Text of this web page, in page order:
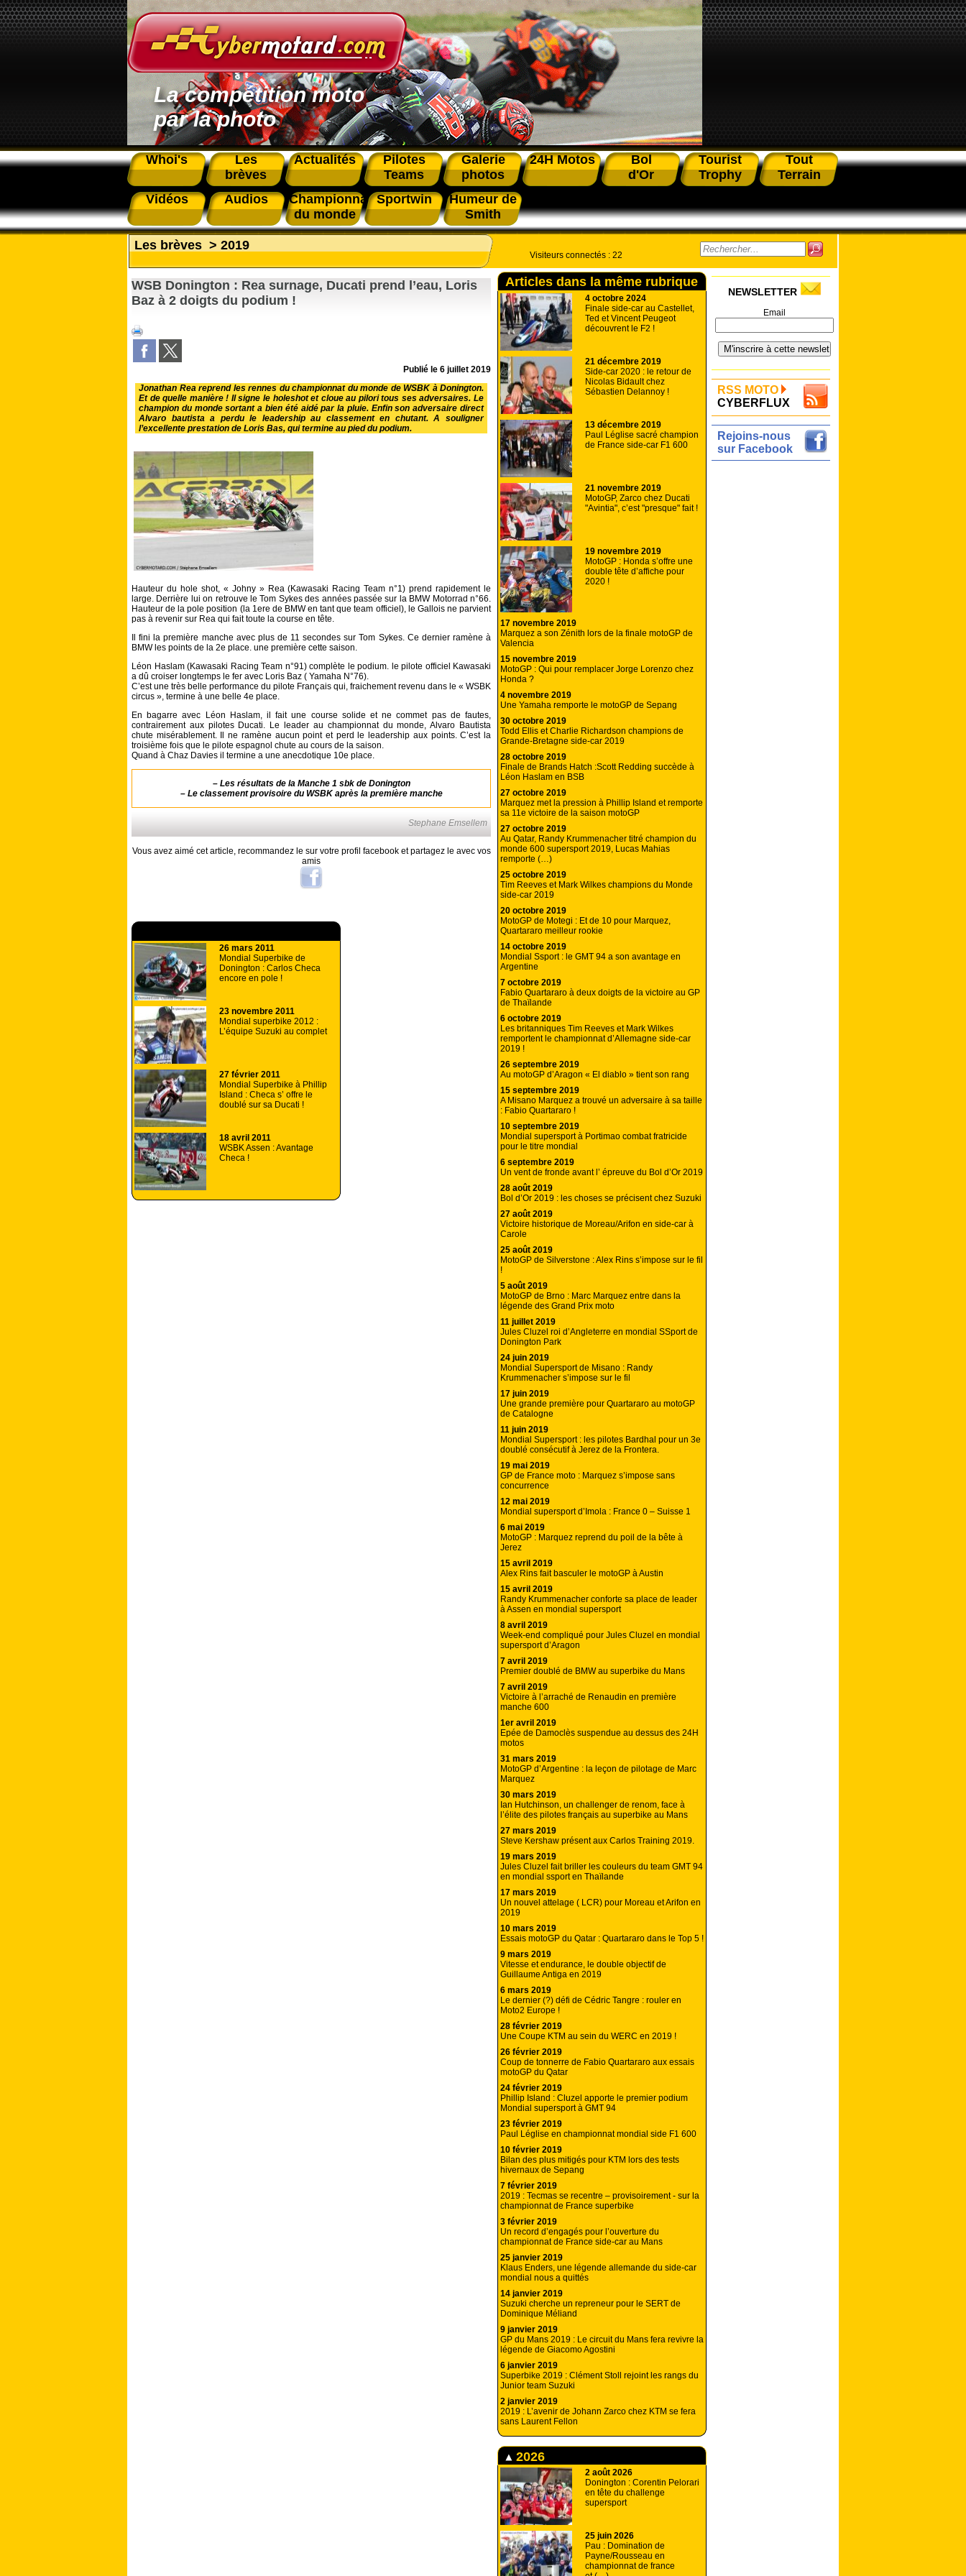
La compétition moto
par la photo
Whoi's
Les
brèves
Actualités
Pilotes
Teams
Galerie
photos
24H Motos
Bol
d'Or
Tourist
Trophy
Tout
Terrain
Vidéos
Audios
Championnat
du monde
Sportwin
Humeur de
Smith
Les brèves > 2019
WSB Donington : Rea surnage, Ducati prend l’eau, Loris
Baz à 2 doigts du podium !
Publié le 6 juillet 2019
Jonathan Rea reprend les rennes du championnat du monde de WSBK à Donington.
Et de quelle manière ! Il signe le holeshot et cloue au pilori tous ses adversaires. Le
champion du monde sortant a bien été aidé par la pluie. Enfin son adversaire direct
Alvaro bautista a perdu le leadership au classement en chutant. A souligner
l’excellente prestation de Loris Bas, qui termine au pied du podium.
Hauteur du hole shot, « Johny » Rea (Kawasaki Racing Team n°1) prend rapidement le
large. Derrière lui on retrouve le Tom Sykes des années passée sur la BMW Motorrad n°66.
Hauteur de la pole position (la 1ere de BMW en tant que team officiel), le Gallois ne parvient
pas à revenir sur Rea qui fait toute la course en tête.
Il fini la première manche avec plus de 11 secondes sur Tom Sykes. Ce dernier ramène à
BMW les points de la 2e place. une première cette saison.
Léon Haslam (Kawasaki Racing Team n°91) complète le podium. le pilote officiel Kawasaki
a dû croiser longtemps le fer avec Loris Baz ( Yamaha N°76).
C’est une très belle performance du pilote Français qui, fraichement revenu dans le « WSBK
circus », termine à une belle 4e place.
En bagarre avec Léon Haslam, il fait une course solide et ne commet pas de fautes,
contrairement aux pilotes Ducati. Le leader au championnat du monde, Alvaro Bautista
chute misérablement. Il ne ramène aucun point et perd le leadership aux points. C’est la
troisième fois que le pilote espagnol chute au cours de la saison.
Quand à Chaz Davies il termine a une anecdotique 10e place.
– Les résultats de la Manche 1 sbk de Donington
– Le classement provisoire du WSBK après la première manche
Stephane Emsellem
Vous avez aimé cet article, recommandez le sur votre profil facebook et partagez le avec vos
amis
26 mars 2011
Mondial Superbike de
Donington : Carlos Checa
encore en pole !
23 novembre 2011
Mondial superbike 2012 :
L’équipe Suzuki au complet
27 février 2011
Mondial Superbike à Phillip
Island : Checa s’ offre le
doublé sur sa Ducati !
18 avril 2011
WSBK Assen : Avantage
Checa !
Visiteurs connectés : 22
Articles dans la même rubrique
4 octobre 2024
Finale side-car au Castellet,
Ted et Vincent Peugeot
découvrent le F2 !
21 décembre 2019
Side-car 2020 : le retour de
Nicolas Bidault chez
Sébastien Delannoy !
13 décembre 2019
Paul Léglise sacré champion
de France side-car F1 600
21 novembre 2019
MotoGP, Zarco chez Ducati
"Avintia", c’est "presque" fait !
19 novembre 2019
MotoGP : Honda s’offre une
double tête d’affiche pour
2020 !
17 novembre 2019
Marquez a son Zénith lors de la finale motoGP de
Valencia
15 novembre 2019
MotoGP : Qui pour remplacer Jorge Lorenzo chez
Honda ?
4 novembre 2019
Une Yamaha remporte le motoGP de Sepang
30 octobre 2019
Todd Ellis et Charlie Richardson champions de
Grande-Bretagne side-car 2019
28 octobre 2019
Finale de Brands Hatch :Scott Redding succède à
Léon Haslam en BSB
27 octobre 2019
Marquez met la pression à Phillip Island et remporte
sa 11e victoire de la saison motoGP
27 octobre 2019
Au Qatar, Randy Krummenacher titré champion du
monde 600 supersport 2019, Lucas Mahias
remporte (…)
25 octobre 2019
Tim Reeves et Mark Wilkes champions du Monde
side-car 2019
20 octobre 2019
MotoGP de Motegi : Et de 10 pour Marquez,
Quartararo meilleur rookie
14 octobre 2019
Mondial Ssport : le GMT 94 a son avantage en
Argentine
7 octobre 2019
Fabio Quartararo à deux doigts de la victoire au GP
de Thaïlande
6 octobre 2019
Les britanniques Tim Reeves et Mark Wilkes
remportent le championnat d’Allemagne side-car
2019 !
26 septembre 2019
Au motoGP d’Aragon « El diablo » tient son rang
15 septembre 2019
A Misano Marquez a trouvé un adversaire à sa taille
: Fabio Quartararo !
10 septembre 2019
Mondial supersport à Portimao combat fratricide
pour le titre mondial
6 septembre 2019
Un vent de fronde avant l’ épreuve du Bol d’Or 2019
28 août 2019
Bol d’Or 2019 : les choses se précisent chez Suzuki
27 août 2019
Victoire historique de Moreau/Arifon en side-car à
Carole
25 août 2019
MotoGP de Silverstone : Alex Rins s’impose sur le fil
!
5 août 2019
MotoGP de Brno : Marc Marquez entre dans la
légende des Grand Prix moto
11 juillet 2019
Jules Cluzel roi d’Angleterre en mondial SSport de
Donington Park
24 juin 2019
Mondial Supersport de Misano : Randy
Krummenacher s’impose sur le fil
17 juin 2019
Une grande première pour Quartararo au motoGP
de Catalogne
11 juin 2019
Mondial Supersport : les pilotes Bardhal pour un 3e
doublé consécutif à Jerez de la Frontera.
19 mai 2019
GP de France moto : Marquez s’impose sans
concurrence
12 mai 2019
Mondial supersport d’Imola : France 0 – Suisse 1
6 mai 2019
MotoGP : Marquez reprend du poil de la bête à
Jerez
15 avril 2019
Alex Rins fait basculer le motoGP à Austin
15 avril 2019
Randy Krummenacher conforte sa place de leader
à Assen en mondial supersport
8 avril 2019
Week-end compliqué pour Jules Cluzel en mondial
supersport d’Aragon
7 avril 2019
Premier doublé de BMW au superbike du Mans
7 avril 2019
Victoire à l’arraché de Renaudin en première
manche 600
1er avril 2019
Epée de Damoclès suspendue au dessus des 24H
motos
31 mars 2019
MotoGP d’Argentine : la leçon de pilotage de Marc
Marquez
30 mars 2019
Ian Hutchinson, un challenger de renom, face à
l’élite des pilotes français au superbike au Mans
27 mars 2019
Steve Kershaw présent aux Carlos Training 2019.
19 mars 2019
Jules Cluzel fait briller les couleurs du team GMT 94
en mondial ssport en Thaïlande
17 mars 2019
Un nouvel attelage ( LCR) pour Moreau et Arifon en
2019
10 mars 2019
Essais motoGP du Qatar : Quartararo dans le Top 5 !
9 mars 2019
Vitesse et endurance, le double objectif de
Guillaume Antiga en 2019
6 mars 2019
Le dernier (?) défi de Cédric Tangre : rouler en
Moto2 Europe !
28 février 2019
Une Coupe KTM au sein du WERC en 2019 !
26 février 2019
Coup de tonnerre de Fabio Quartararo aux essais
motoGP du Qatar
24 février 2019
Phillip Island : Cluzel apporte le premier podium
Mondial supersport à GMT 94
23 février 2019
Paul Léglise en championnat mondial side F1 600
10 février 2019
Bilan des plus mitigés pour KTM lors des tests
hivernaux de Sepang
7 février 2019
2019 : Tecmas se recentre – provisoirement - sur la
championnat de France superbike
3 février 2019
Un record d’engagés pour l’ouverture du
championnat de France side-car au Mans
25 janvier 2019
Klaus Enders, une légende allemande du side-car
mondial nous a quittés
14 janvier 2019
Suzuki cherche un repreneur pour le SERT de
Dominique Méliand
9 janvier 2019
GP du Mans 2019 : Le circuit du Mans fera revivre la
légende de Giacomo Agostini
6 janvier 2019
Superbike 2019 : Clément Stoll rejoint les rangs du
Junior team Suzuki
2 janvier 2019
2019 : L’avenir de Johann Zarco chez KTM se fera
sans Laurent Fellon
2026
2 août 2026
Donington : Corentin Pelorari
en tête du challenge
supersport
25 juin 2026
Pau : Domination de
Payne/Rousseau en
championnat de france
NEWSLETTER
Email
RSS MOTO
CYBERFLUX
Rejoins-nous
sur Facebook